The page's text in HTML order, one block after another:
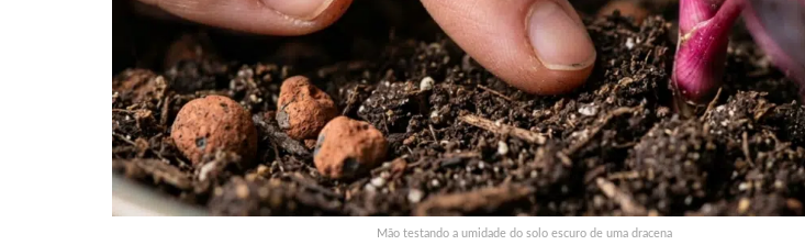
Mão testando a umidade do solo escuro de uma dracena